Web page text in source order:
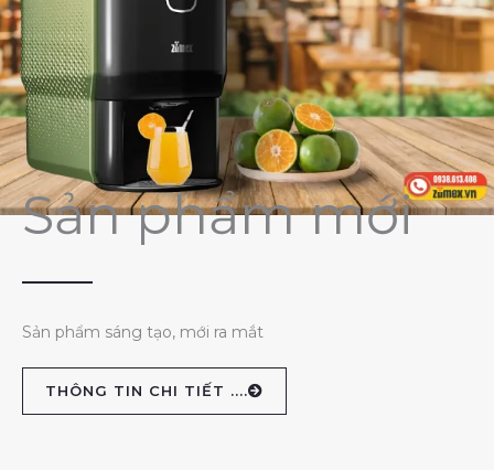
Sản phẩm mới
Sản phẩm sáng tạo, mới ra mắt
THÔNG TIN CHI TIẾT ....